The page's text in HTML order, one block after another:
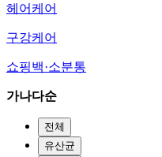
헤어케어
구강케어
쇼핑백·소분통
가나다순
전체
유산균